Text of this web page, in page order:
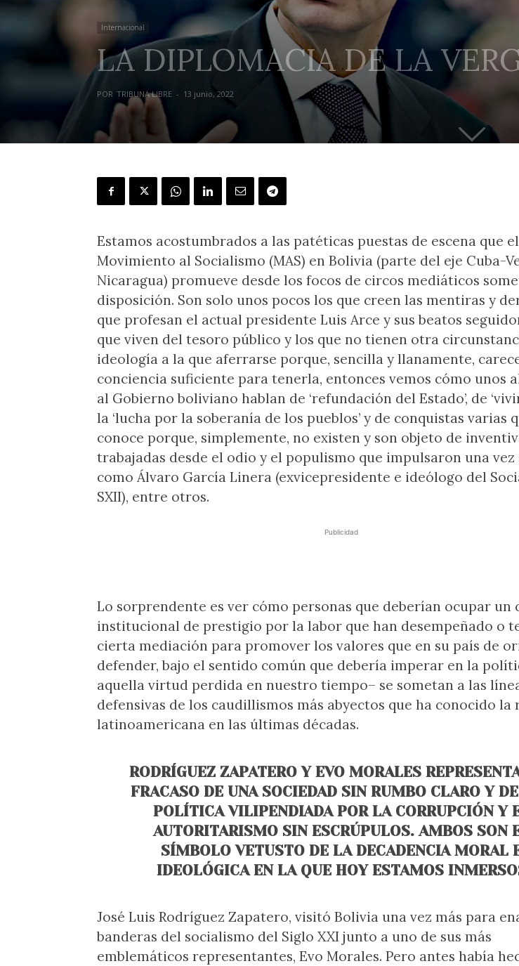
Internacional
LA DIPLOMACIA DE LA
POR TRIBUNA LIBRE - 13 junio, 2022
Estamos acostumbrados a las patéticas puestas de escena que el
Movimiento al Socialismo (MAS) en Bolivia (parte del eje Cuba-
Nicaragua) promueve desde los focos de circos mediáticos
disposición. Son solo unos pocos los que creen las mentiras y
que profesan el actual presidente Luis Arce y sus beatos
que viven del tesoro público y los que no tienen otra
ideología a la que aferrarse porque, sencilla y llanamente,
conciencia suficiente para tenerla, entonces vemos cómo unos
al Gobierno boliviano hablan de ‘refundación del Estado’, de
la ‘lucha por la soberanía de los pueblos’ y de conquistas varias
conoce porque, simplemente, no existen y son objeto de
trabajadas desde el odio y el populismo que impulsaron una vez
como Álvaro García Linera (exvicepresidente e ideólogo del
SXII), entre otros.
Publicidad
Lo sorprendente es ver cómo personas que deberían ocupar un
institucional de prestigio por la labor que han desempeñado o
cierta mediación para promover los valores que en su país de
defender, bajo el sentido común que debería imperar en la
aquella virtud perdida en nuestro tiempo– se sometan a las
defensivas de los caudillismos más abyectos que ha conocido la
latinoamericana en las últimas décadas.
RODRÍGUEZ ZAPATERO Y EVO MORALES
FRACASO DE UNA SOCIEDAD SIN RUMBO CLARO Y
POLÍTICA VILIPENDIADA POR LA CORRUPCIÓN Y
AUTORITARISMO SIN ESCRÚPULOS. AMBOS SON
SÍMBOLO VETUSTO DE LA DECADENCIA MORAL
IDEOLÓGICA EN LA QUE HOY ESTAMOS
José Luis Rodríguez Zapatero, visitó Bolivia una vez más para
banderas del socialismo del Siglo XXI junto a uno de sus más
emblemáticos representantes, Evo Morales. Pero antes había